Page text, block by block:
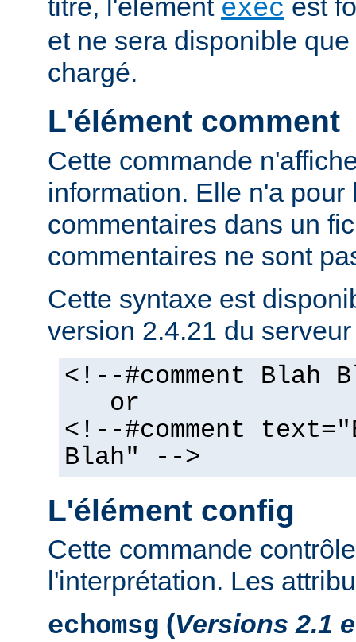
titre, l'élément exec est
et ne sera disponible
chargé.
L'élément comment
Cette commande
information. Elle n'a pour
commentaires dans un
commentaires ne sont
Cette syntaxe est
version 2.4.21 du
<!--#comment Blah
or
<!--#comment
Blah" -->
L'élément config
Cette commande
l'interprétation. Les
echomsg (Versions 2.1